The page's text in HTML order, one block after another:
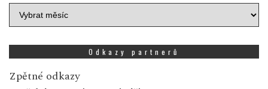
Archiv
zpráv
Odkazy partnerů
Zpětné odkazy